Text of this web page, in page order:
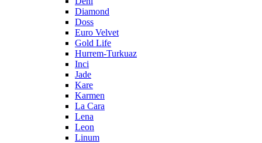
Diamond
Doss
Euro Velvet
Gold Life
Hurrem-Turkuaz
Inci
Jade
Kare
Karmen
La Cara
Lena
Leon
Linum